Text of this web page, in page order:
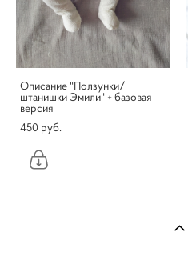
Описание "Ползунки/
штанишки Эмили" + базовая
версия
450 pуб.